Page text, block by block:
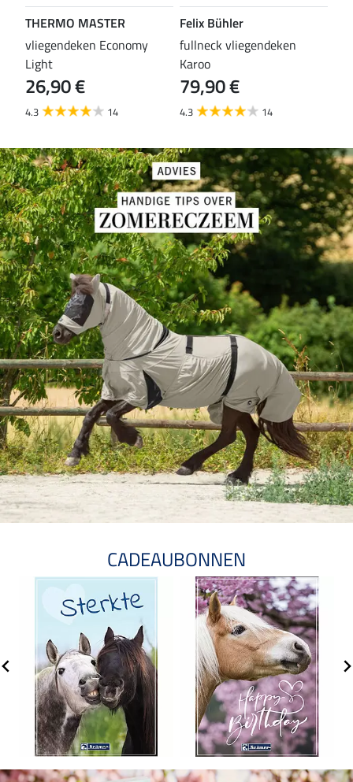
THERMO MASTER
vliegendeken Economy
Light
26,90 €
4.3 14
Felix Bühler
fullneck vliegendeken
Karoo
79,90 €
4.3 14
CADEAUBONNEN